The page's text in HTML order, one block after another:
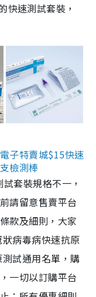
快速測試套裝，
子特賣城$15快速
檢測棒
套裝規格不一，
請留意售賣平台
款及細則，大家
病毒病快速抗原
試通用名單，購
一切以訂購平台